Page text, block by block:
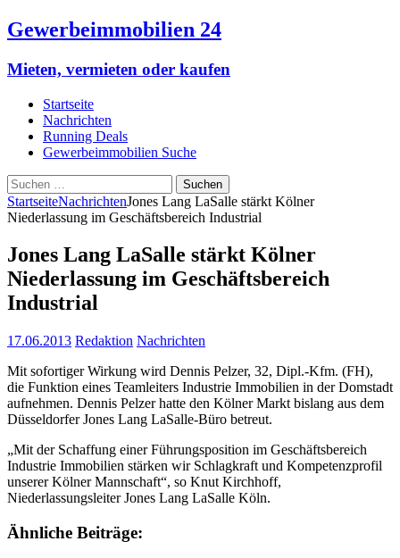
Gewerbeimmobilien 24
Mieten, vermieten oder kaufen
Startseite
Nachrichten
Running Deals
Gewerbeimmobilien Suche
Suchen
nach:
StartseiteNachrichtenJones Lang LaSalle stärkt Kölner
Niederlassung im Geschäftsbereich Industrial
Jones Lang LaSalle stärkt Kölner
Niederlassung im Geschäftsbereich
Industrial
17.06.2013 Redaktion Nachrichten
Mit sofortiger Wirkung wird Dennis Pelzer, 32, Dipl.-Kfm. (FH),
die Funktion eines Teamleiters Industrie Immobilien in der Domstadt
aufnehmen. Dennis Pelzer hatte den Kölner Markt bislang aus dem
Düsseldorfer Jones Lang LaSalle-Büro betreut.
„Mit der Schaffung einer Führungsposition im Geschäftsbereich
Industrie Immobilien stärken wir Schlagkraft und Kompetenzprofil
unserer Kölner Mannschaft“, so Knut Kirchhoff,
Niederlassungsleiter Jones Lang LaSalle Köln.
Ähnliche Beiträge: